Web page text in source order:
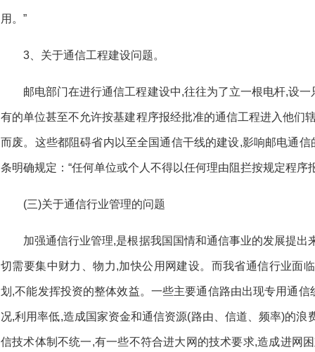
用。”
3、关于通信工程建设问题。
邮电部门在进行通信工程建设中,往往为了立一根电杆,设
有的单位甚至不允许按基建程序报经批准的通信工程进入他们
而废。这些都阻碍省内以至全国通信干线的建设,影响邮电通
条明确规定：“任何单位或个人不得以任何理由阻拦按规定程序
(三)关于通信行业管理的问题
加强通信行业管理,是根据我国国情和通信事业的发展提
切需要集中财力、物力,加快公用网建设。而我省通信行业面
划,不能发挥投资的整体效益。一些主要通信路由出现专用通
况,利用率低,造成国家资金和通信资源(路由、信道、频率)的浪
信技术体制不统一,有一些不符合进大网的技术要求,造成进网